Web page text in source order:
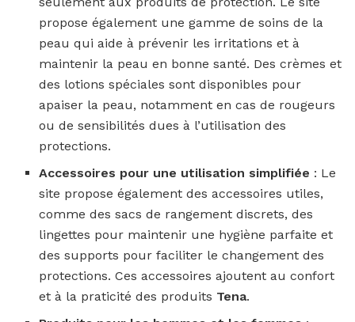
propose également une gamme de soins de la
peau qui aide à prévenir les irritations et à
maintenir la peau en bonne santé. Des crèmes et
des lotions spéciales sont disponibles pour
apaiser la peau, notamment en cas de rougeurs
ou de sensibilités dues à l’utilisation des
protections.
Accessoires pour une utilisation simplifiée : Le
site propose également des accessoires utiles,
comme des sacs de rangement discrets, des
lingettes pour maintenir une hygiène parfaite et
des supports pour faciliter le changement des
protections. Ces accessoires ajoutent au confort
et à la praticité des produits Tena.